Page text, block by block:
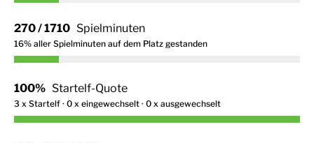
270 / 1710 Spielminuten
16% aller Spielminuten auf dem Platz gestanden
100% Startelf-Quote
3 x Startelf · 0 x eingewechselt · 0 x ausgewechselt